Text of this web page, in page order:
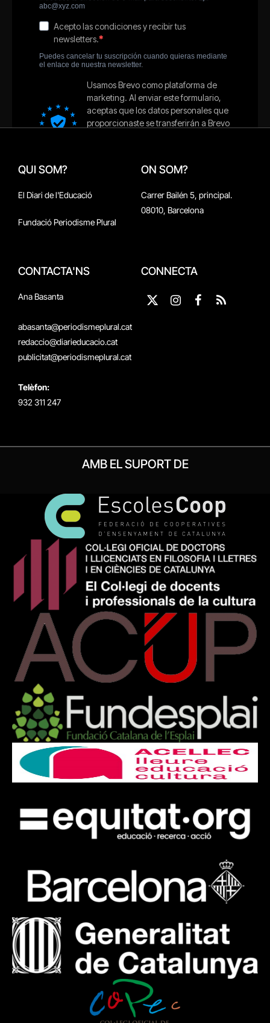
QUI SOM?
El Diari de l'Educació
Fundació Periodisme Plural
ON SOM?
Carrer Bailén 5, principal.
08010, Barcelona
CONTACTA'NS
Ana Basanta
abasanta@periodismeplural.cat
redaccio@diarieducacio.cat
publicitat@periodismeplural.cat
Telèfon:
932 311 247
CONNECTA
X
InstagramFacebook
RSS
AMB EL SUPORT DE